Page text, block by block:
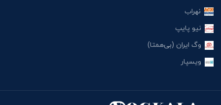
نهراب
نیو پایپ
وگ ایران (بی‌همتا)
ویسپار